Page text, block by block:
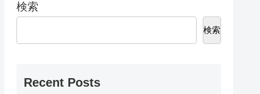
検索
検索
Recent Posts